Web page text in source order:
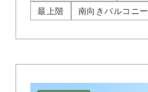
最上階
南向きバルコニー